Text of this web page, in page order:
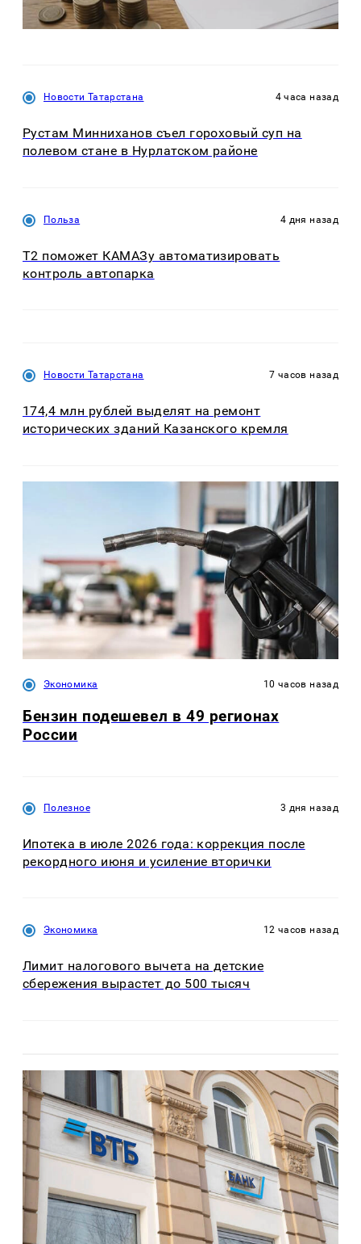
Новости Татарстана 4 часа назад
Рустам Минниханов съел гороховый суп на
полевом стане в Нурлатском районе
Польза 4 дня назад
T2 поможет КАМАЗу автоматизировать
контроль автопарка
Новости Татарстана 7 часов назад
174,4 млн рублей выделят на ремонт
исторических зданий Казанского кремля
Экономика 10 часов назад
Бензин подешевел в 49 регионах
России
Полезное 3 дня назад
Ипотека в июле 2026 года: коррекция после
рекордного июня и усиление вторички
Экономика 12 часов назад
Лимит налогового вычета на детские
сбережения вырастет до 500 тысяч